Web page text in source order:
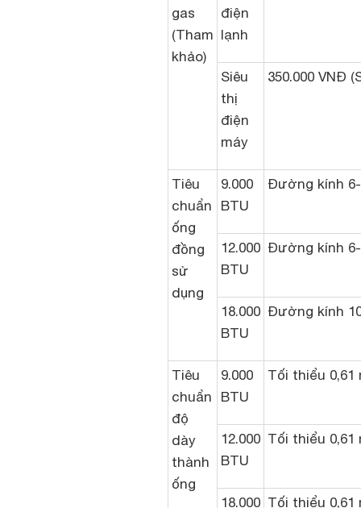
gas
(Tham
khảo)
điện
lạnh
Siêu
thị
điện
máy
350.000 VNĐ
Tiêu
chuẩn
ống
đồng
sử
dụng
9.000
BTU
Đường kính
12.000
BTU
Đường kính
18.000
BTU
Đường kính
Tiêu
chuẩn
độ
dày
thành
ống
9.000
BTU
Tối thiểu 0,61
12.000
BTU
Tối thiểu 0,61
18.000 Tối thiểu 0,61